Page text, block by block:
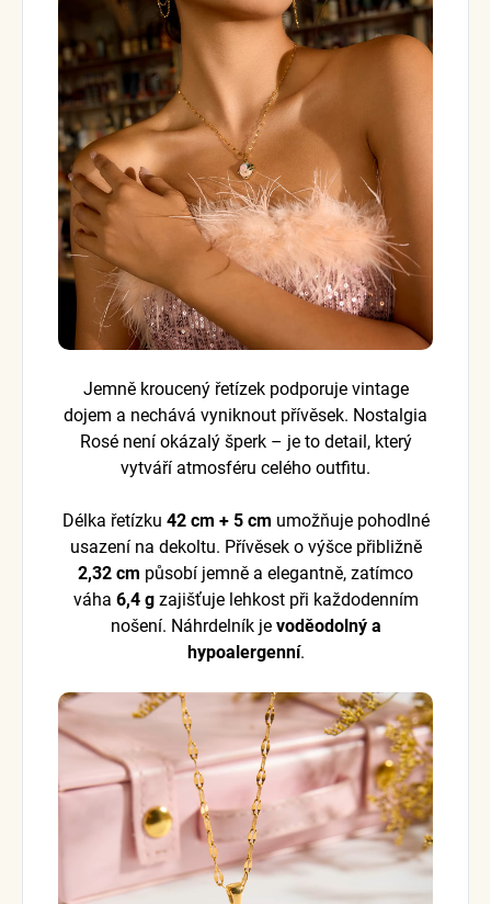
Jemně kroucený řetízek podporuje vintage
dojem a nechává vyniknout přívěsek. Nostalgia
Rosé není okázalý šperk – je to detail, který
vytváří atmosféru celého outfitu.
Délka řetízku 42 cm + 5 cm umožňuje pohodlné
usazení na dekoltu. Přívěsek o výšce přibližně
2,32 cm působí jemně a elegantně, zatímco
váha 6,4 gzajišťuje lehkost při každodenním
nošení. Náhrdelník je voděodolný a
hypoalergenní.